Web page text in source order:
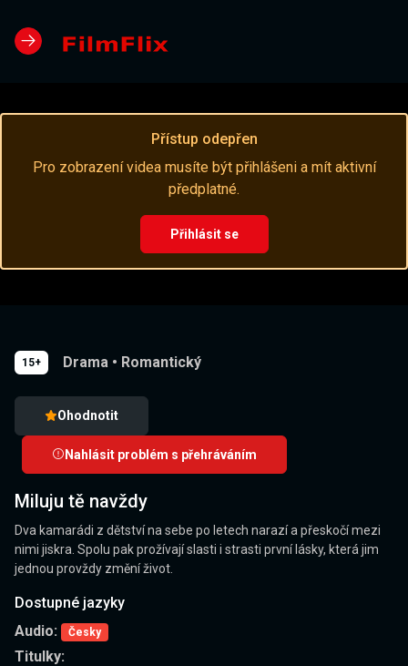
Přístup odepřen
Pro zobrazení videa musíte být přihlášeni a mít aktivní
předplatné.
Přihlásit se
15+ Drama • Romantický
Ohodnotit
Nahlásit problém s přehráváním
Miluju tě navždy
Dva kamarádi z dětství na sebe po letech narazí a přeskočí mezi
nimi jiskra. Spolu pak prožívají slasti i strasti první lásky, která jim
jednou provždy změní život.
Dostupné jazyky
Audio:
Česky
Titulky: